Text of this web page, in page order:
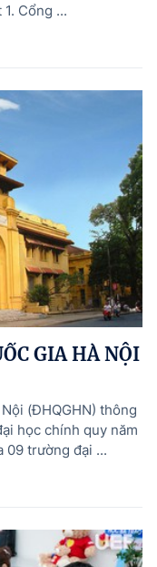
Cổng ...
GIA HÀ NỘI
(ĐHQGHN) thông
học chính quy năm
09 trường đại ...